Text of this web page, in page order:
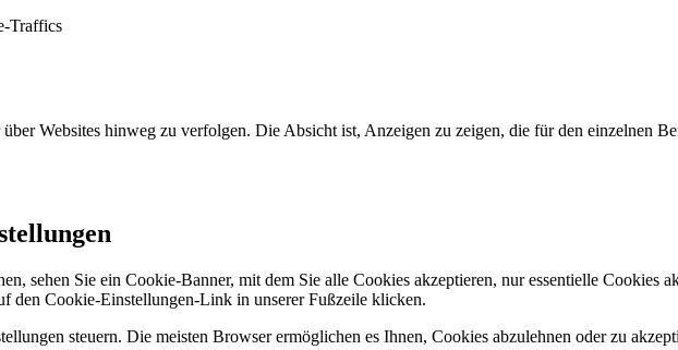
Traffics
Websites hinweg zu verfolgen. Die Absicht ist, Anzeigen zu zeigen, die für den einzelnen
sehen Sie ein Cookie-Banner, mit dem Sie alle Cookies akzeptieren, nur essentielle Cookies
den Cookie-Einstellungen-Link in unserer Fußzeile klicken.
steuern. Die meisten Browser ermöglichen es Ihnen, Cookies abzulehnen oder zu